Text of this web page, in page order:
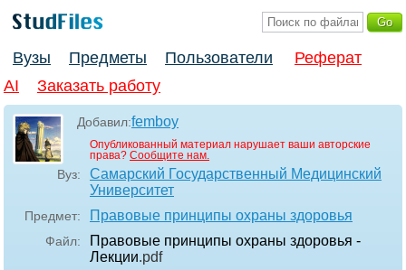
Вузы Предметы Пользователи
Реферат
AI
Заказать работу
Добавил:femboy
Опубликованный материал нарушает ваши авторские
права? Сообщите нам.
Вуз:
Самарский Государственный Медицинский
Университет
Предмет: Правовые принципы охраны здоровья
Файл:
Правовые принципы охраны здоровья -
Лекции.pdf